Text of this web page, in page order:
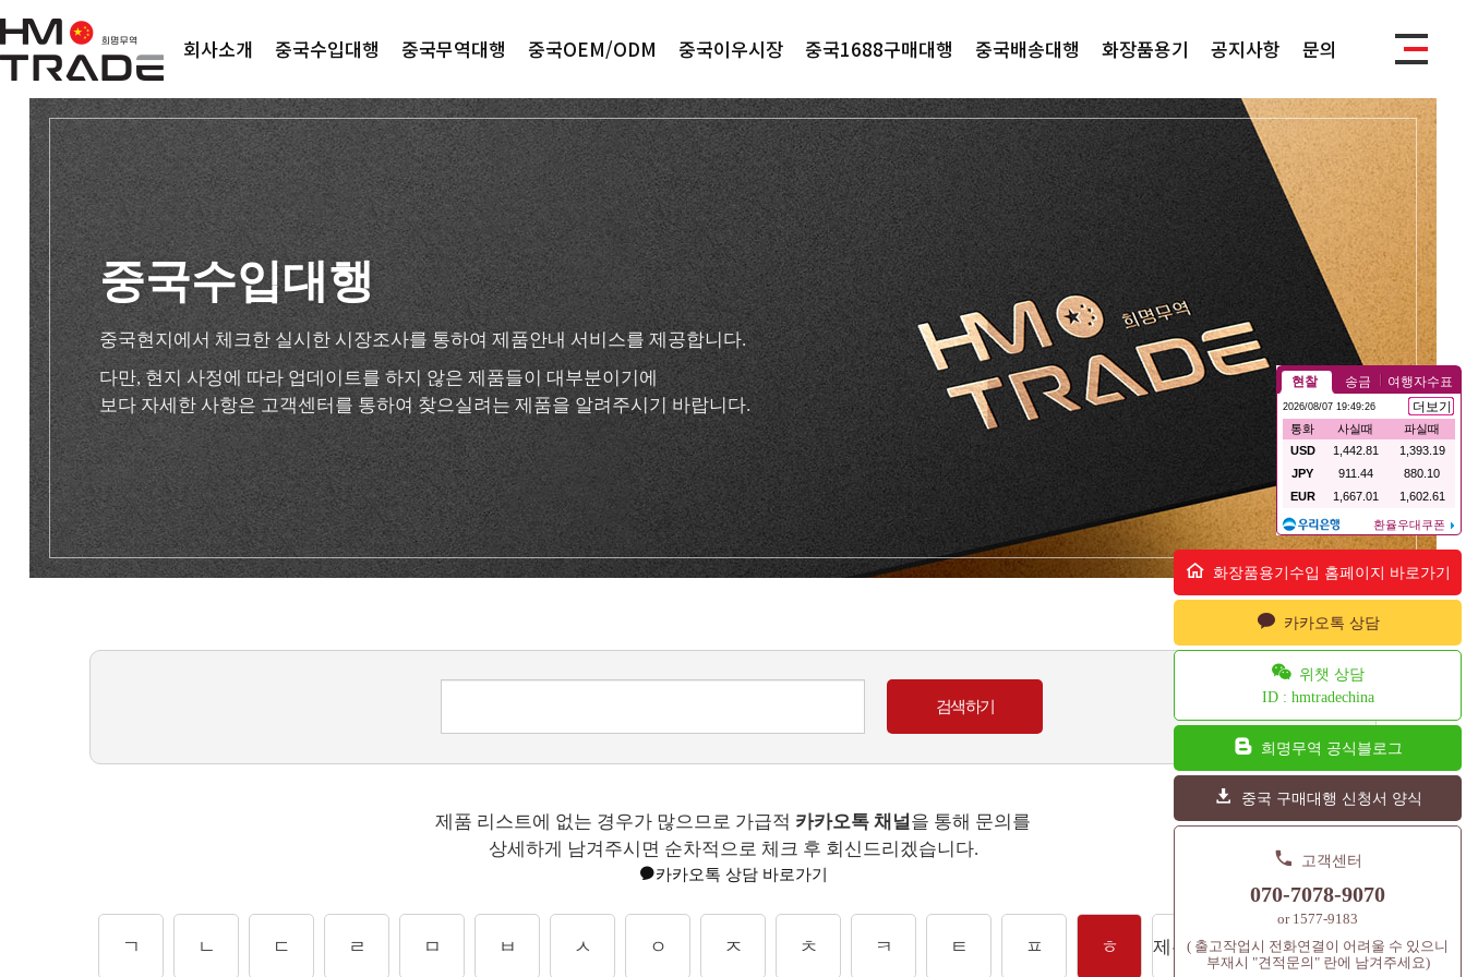
회사소개 중국수입대행 중국무역대행 중국OEM/ODM 중국이우시장 중국1688구매대행 중국배송대행 화장품용기 공지사항 문의
화장품용기수입 홈페이지 바로가기
카카오톡 상담
위챗 상담
ID : hmtradechina
희명무역 공식블로그
중국 구매대행 신청서 양식
고객센터
070-7078-9070
or 1577-9183
( 출고작업시 전화연결이 어려울 수 있으니
부재시 "견적문의" 란에 남겨주세요)
중국수입대행
중국현지에서 체크한 실시한 시장조사를 통하여 제품안내 서비스를 제공합니다.
다만, 현지 사정에 따라 업데이트를 하지 않은 제품들이 대부분이기에
보다 자세한 사항은 고객센터를 통하여 찾으실려는 제품을 알려주시기 바랍니다.
제품 리스트에 없는 경우가 많으므로 가급적 카카오톡 채널을 통해 문의를
상세하게 남겨주시면 순차적으로 체크 후 회신드리겠습니다.
카카오톡 상담 바로가기
ㄱ ㄴ ㄷ ㄹ ㅁ ㅂ ㅅ ㅇ ㅈ ㅊ ㅋ ㅌ ㅍ ㅎ 제주도상품셔틀콕 컨텐츠